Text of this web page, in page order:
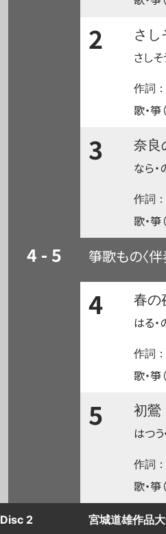
2
さし
さしそ
作詞：
歌・箏
3
奈良
なら・
作詞：
歌・箏
4 - 5 箏歌もの〈
4
春の
はる・
作詞：
歌・箏
5
初鶯
はつ
作詞：
歌・箏
Disc 2 宮城道雄作品